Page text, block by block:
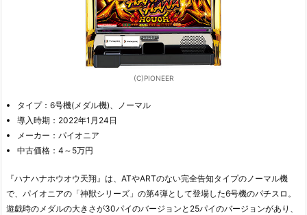
(C)PIONEER
タイプ：6号機(メダル機)、ノーマル
導入時期：2022年1月24日
メーカー：パイオニア
中古価格：4～5万円
『ハナハナホウオウ天翔』は、ATやARTのない完全告知タイプのノーマル機
で、パイオニアの「神獣シリーズ」の第4弾として登場した6号機のパチスロ。
遊戯時のメダルの大きさが30パイのバージョンと25パイのバージョンがあり、